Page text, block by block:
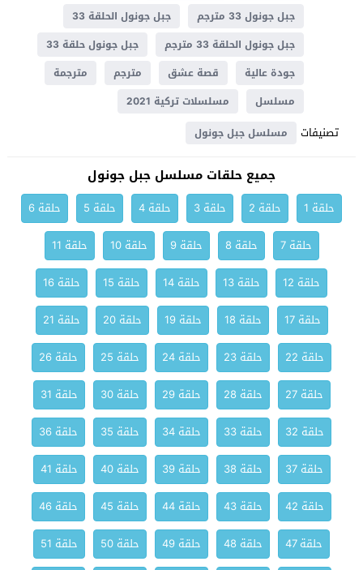
جبل جونول 33 مترجم
جبل جونول الحلقة 33
جبل جونول الحلقة 33 مترجم
جبل جونول حلقة 33
جودة عالية
قصة عشق مترجم
مترجمة
مسلسل
مسلسلات تركية 2021
تصنيفات مسلسل جبل جونول
جميع حلقات مسلسل جبل جونول
حلقة 1 حلقة 2 حلقة 3 حلقة 4 حلقة 5
حلقة 6
حلقة 7
حلقة 8 حلقة 9 حلقة 10
حلقة 11
حلقة 12
حلقة 13 حلقة 14 حلقة 15
حلقة 16
حلقة 17
حلقة 18 حلقة 19 حلقة 20
حلقة 21
حلقة 22
حلقة 23 حلقة 24 حلقة 25
حلقة 26
حلقة 27
حلقة 28 حلقة 29 حلقة 30
حلقة 31
حلقة 32
حلقة 33 حلقة 34 حلقة 35
حلقة 36
حلقة 37
حلقة 38 حلقة 39 حلقة 40
حلقة 41
حلقة 42
حلقة 43 حلقة 44 حلقة 45
حلقة 46
حلقة 47
حلقة 48 حلقة 49 حلقة 50
حلقة 51